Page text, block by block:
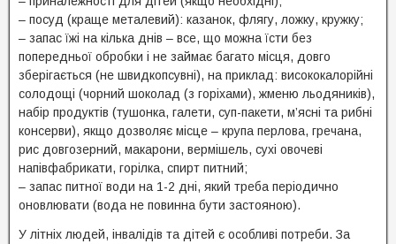
– посуд (краще металевий): казанок, флягу, ложку, кружку;
– запас їжі на кілька днів – все, що можна їсти без
попередньої обробки і не займає багато місця, довго
зберігається (не швидкопсувні), на приклад: висококалорійні
солодощі (чорний шоколад (з горіхами), жменю льодяників),
набір продуктів (тушонка, галети, суп-пакети, м’ясні та рибні
консерви), якщо дозволяє місце – крупа перлова, гречана,
рис довгозерний, макарони, вермішель, сухі овочеві
напівфабрикати, горілка, спирт питний;
– запас питної води на 1-2 дні, який треба періодично
оновлювати (вода не повинна бути застояною).
У літніх людей, інвалідів та дітей є особливі потреби. За